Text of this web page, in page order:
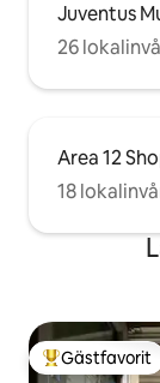
Juventus
26
Area 12
18
Populär
Gästfavorit